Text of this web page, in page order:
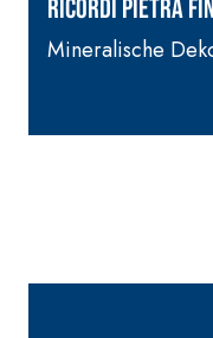
RICORDI PIETRA
Mineralische